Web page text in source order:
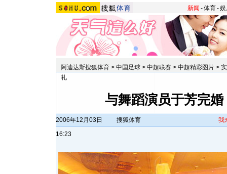
新闻 -体育-
阿迪达斯搜狐体育 > 中国足球 > 中超联赛 > 中超精彩图片 >
礼
与舞蹈演员于芳完
2006年12月03日
16:23
搜狐体育 我